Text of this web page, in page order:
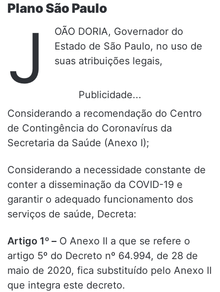
Plano São Paulo
J
OÃO DORIA, Governador do
Estado de São Paulo, no uso de
suas atribuições legais,
Publicidade...
Considerando a recomendação do Centro
de Contingência do Coronavírus da
Secretaria da Saúde (Anexo I);
Considerando a necessidade constante de
conter a disseminação da COVID-19 e
garantir o adequado funcionamento dos
serviços de saúde, Decreta:
Artigo 1º – O Anexo II a que se refere o
artigo 5º do Decreto nº 64.994, de 28 de
maio de 2020, fica substituído pelo Anexo II
que integra este decreto.